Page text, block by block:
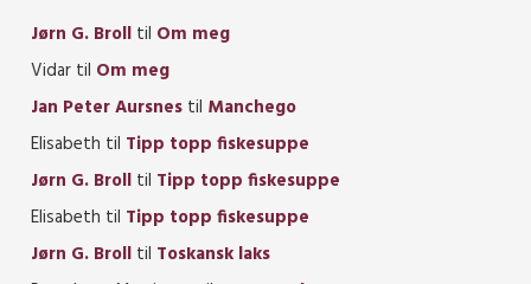
Jørn G. Broll til Om meg
Vidar til Om meg
Jan Peter Aursnes til Manchego
Elisabeth til Tipp topp fiskesuppe
Jørn G. Broll til Tipp topp fiskesuppe
Elisabeth til Tipp topp fiskesuppe
Jørn G. Broll til Toskansk laks